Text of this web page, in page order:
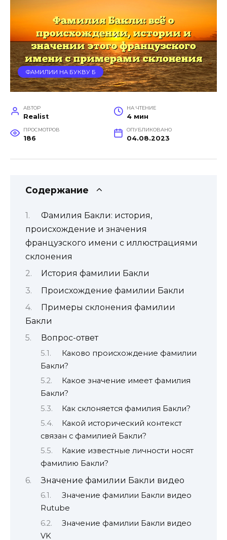
ФАМИЛИИ НА БУКВУ Б
АВТОР
Realist
НА ЧТЕНИЕ
4 мин
ПРОСМОТРОВ
186
ОПУБЛИКОВАНО
04.08.2023
Содержание
Фамилия Бакли: история,
происхождение и значения
французского имени с иллюстрациями
склонения
История фамилии Бакли
Происхождение фамилии Бакли
Примеры склонения фамилии
Бакли
Вопрос-ответ
Каково происхождение фамилии
Бакли?
Какое значение имеет фамилия
Бакли?
Как склоняется фамилия Бакли?
Какой исторический контекст
связан с фамилией Бакли?
Какие известные личности носят
фамилию Бакли?
Значение фамилии Бакли видео
Значение фамилии Бакли видео
Rutube
Значение фамилии Бакли видео
VK